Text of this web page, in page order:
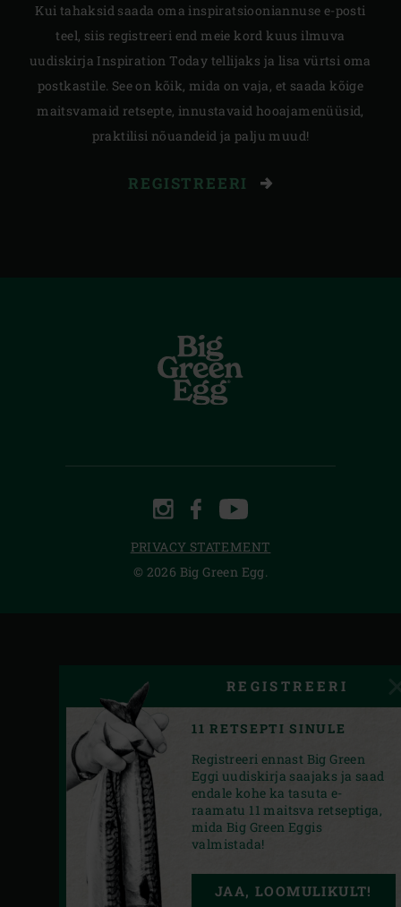
Kui tahaksid saada oma inspiratsiooniannuse e-posti
teel, siis registreeri end meie kord kuus ilmuva
uudiskirja Inspiration Today tellijaks ja lisa vürtsi oma
postkastile. See on kõik, mida on vaja, et saada kõige
maitsvamaid retsepte, innustavaid hooajamenüüsid,
praktilisi nõuandeid ja palju muud!
REGISTREERI
INSTAGRAM
FACEBOOKYOUTUBE
PRIVACY STATEMENT
© 2026 Big Green Egg.
REGISTREERI
11 RETSEPTI SINULE
Registreeri ennast Big Green
Eggi uudiskirja saajaks ja saad
endale kohe ka tasuta e-
raamatu 11 maitsva retseptiga,
mida Big Green Eggis
valmistada!
JAA, LOOMULIKULT!